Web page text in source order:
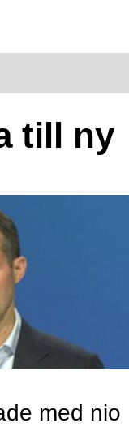
till ny
med nio